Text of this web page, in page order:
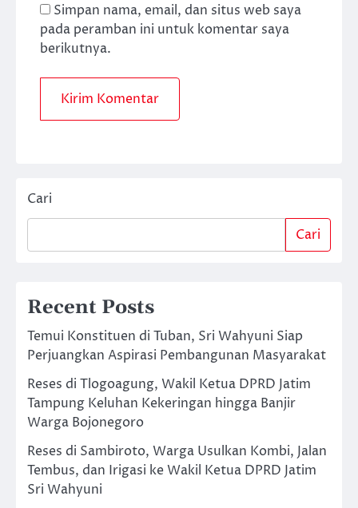
Simpan nama, email, dan situs web saya
pada peramban ini untuk komentar saya
berikutnya.
Cari
Cari
Recent Posts
Temui Konstituen di Tuban, Sri Wahyuni Siap
Perjuangkan Aspirasi Pembangunan Masyarakat
Reses di Tlogoagung, Wakil Ketua DPRD Jatim
Tampung Keluhan Kekeringan hingga Banjir
Warga Bojonegoro
Reses di Sambiroto, Warga Usulkan Kombi, Jalan
Tembus, dan Irigasi ke Wakil Ketua DPRD Jatim
Sri Wahyuni